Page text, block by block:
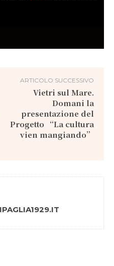
ARTICOLO SUCCESSIVO
Vietri sul Mare.
Domani la
presentazione del
Progetto “La cultura
vien mangiando”